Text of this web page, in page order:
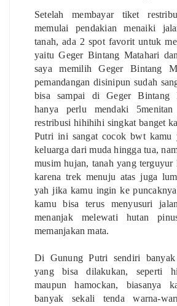
Setelah membayar tiket
memulai pendakian menaiki
tanah, ada 2 spot favorit untuk
yaitu Geger Bintang Matahari
saya memilih Geger Bintang
pemandangan disinipun sudah
bisa sampai di Geger Bintang
hanya perlu mendaki
restribusi hihihihi singkat banget
Putri ini sangat cocok bwt kamu
keluarga dari muda hingga tua,
musim hujan, tanah yang
karena trek menuju atas juga
yah jika kamu ingin ke
kamu bisa terus menyusuri
menanjak melewati hutan
memanjakan mata.
Di Gunung Putri sendiri
yang bisa dilakukan, seperti
maupun hamockan, biasanya
banyak sekali tenda warna-